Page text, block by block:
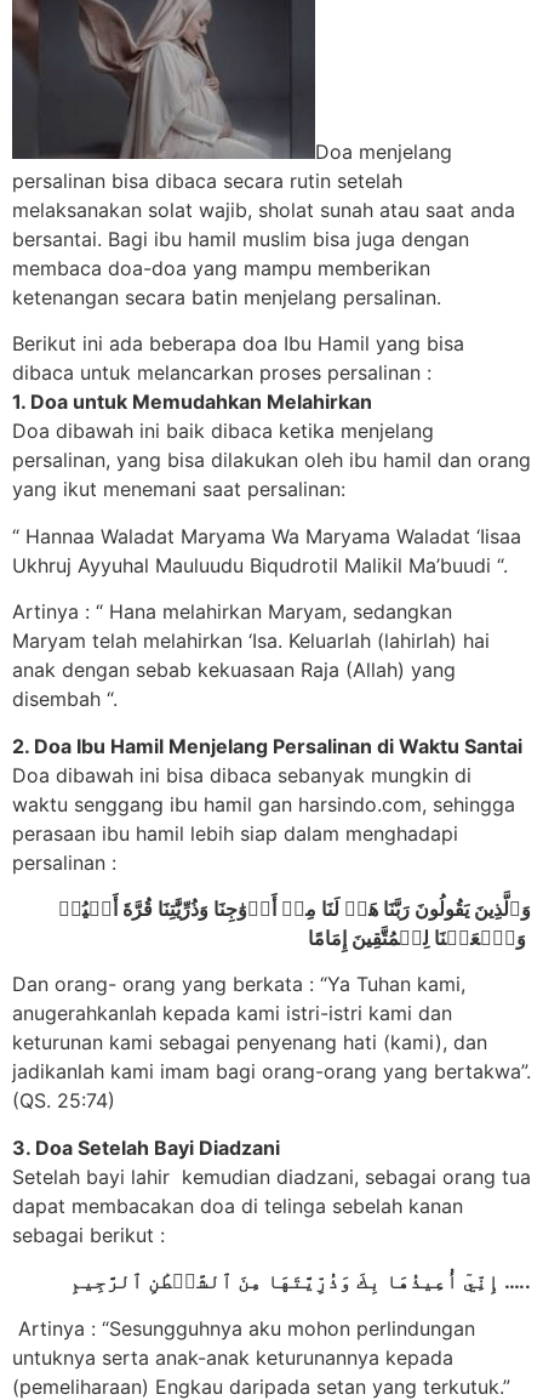
Doa menjelang
persalinan bisa dibaca secara rutin setelah
melaksanakan solat wajib, sholat sunah atau saat anda
bersantai. Bagi ibu hamil muslim bisa juga dengan
membaca doa-doa yang mampu memberikan
ketenangan secara batin menjelang persalinan.
Berikut ini ada beberapa doa Ibu Hamil yang bisa
dibaca untuk melancarkan proses persalinan :
1. Doa untuk Memudahkan Melahirkan
Doa dibawah ini baik dibaca ketika menjelang
persalinan, yang bisa dilakukan oleh ibu hamil dan orang
yang ikut menemani saat persalinan:
“ Hannaa Waladat Maryama Wa Maryama Waladat ‘Iisaa
Ukhruj Ayyuhal Mauluudu Biqudrotil Malikil Ma’buudi “.
Artinya : “ Hana melahirkan Maryam, sedangkan
Maryam telah melahirkan ‘Isa. Keluarlah (lahirlah) hai
anak dengan sebab kekuasaan Raja (Allah) yang
disembah “.
2. Doa Ibu Hamil Menjelang Persalinan di Waktu Santai
Doa dibawah ini bisa dibaca sebanyak mungkin di
waktu senggang ibu hamil gan harsindo.com, sehingga
perasaan ibu hamil lebih siap dalam menghadapi
persalinan :
وَٱلَّذِينَ يَقُولُونَ رَبَّنَا هَبۡ لَنَا مِنۡ أَزۡوَٰجِنَا وَذُرِّيَّٰتِنَا قُرَّةَ أَعۡيُنٖ
Dan orang- orang yang berkata : “Ya Tuhan kami,
anugerahkanlah kepada kami istri-istri kami dan
keturunan kami sebagai penyenang hati (kami), dan
jadikanlah kami imam bagi orang-orang yang bertakwa”.
(QS. 25:74)
3. Doa Setelah Bayi Diadzani
Setelah bayi lahir kemudian diadzani, sebagai orang tua
dapat membacakan doa di telinga sebelah kanan
sebagai berikut :
إِنِّيٓ أُعِيذُهَا بِكَ وَذُرِّيَّتَهَا مِنَ ٱلشَّيۡطَٰنِ ٱلرَّجِيمِ …..
Artinya : “Sesungguhnya aku mohon perlindungan
untuknya serta anak-anak keturunannya kepada
(pemeliharaan) Engkau daripada setan yang terkutuk.”